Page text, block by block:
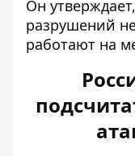
Он
разрушений
работают на